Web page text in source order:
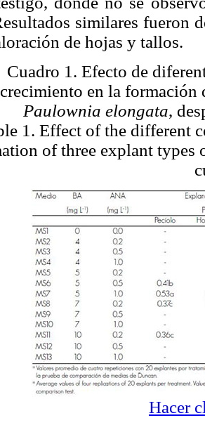
similares fueron
de hojas y tallos.
Cuadro 1. Efecto de
crecimiento en la formación
Paulownia elongata,
1. Effect of the different
of three explant types
Hacer